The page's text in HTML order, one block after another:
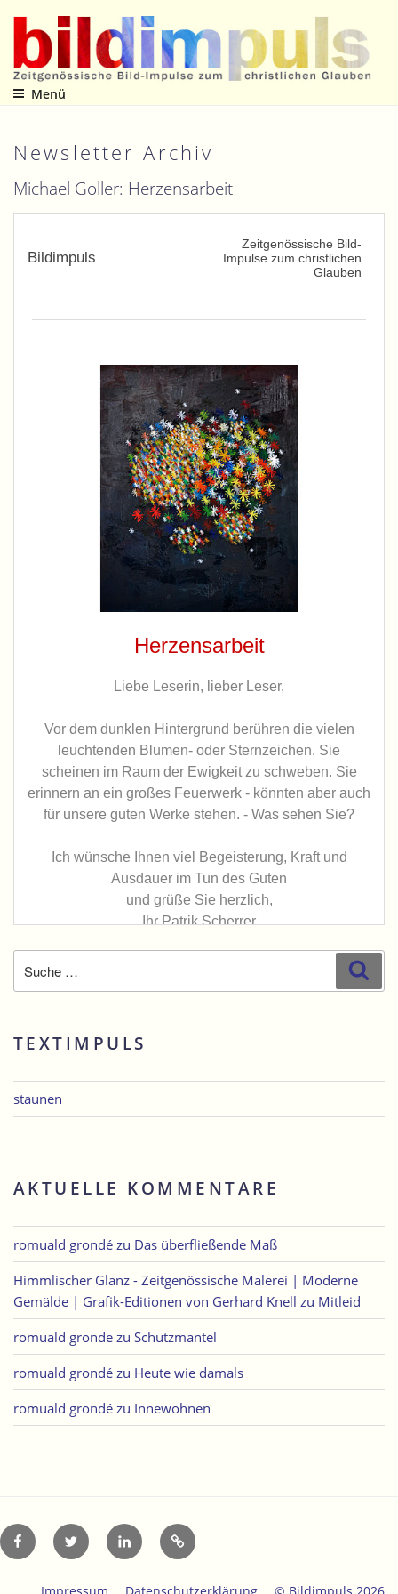
Inhalt
springen
Zeitgenössische Bild-Impulse zum christlichen Glauben
Menü
Newsletter Archiv
Michael Goller: Herzensarbeit
nach:
TEXTIMPULS
staunen
AKTUELLE KOMMENTARE
romuald grondé zu Das überfließende Maß
Himmlischer Glanz - Zeitgenössische Malerei | Moderne
Gemälde | Grafik-Editionen von Gerhard Knell zu Mitleid
romuald gronde zu Schutzmantel
romuald grondé zu Heute wie damals
romuald grondé zu Innewohnen
FacebookTwitter LinkedInXing